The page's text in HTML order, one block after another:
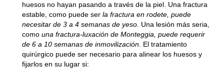
huesos no hayan pasando a través de la piel. Una fractura
estable, como puede serla fractura en rodete, puede
necesitar de 3 a 4 semanas de yeso. Una lesión más seria,
como una fractura-luxación de Monteggia, puede requerir
de 6 a 10 semanas de inmovilización. El tratamiento
quirúrgico puede ser necesario para alinear los huesos y
fijarlos en su lugar si: